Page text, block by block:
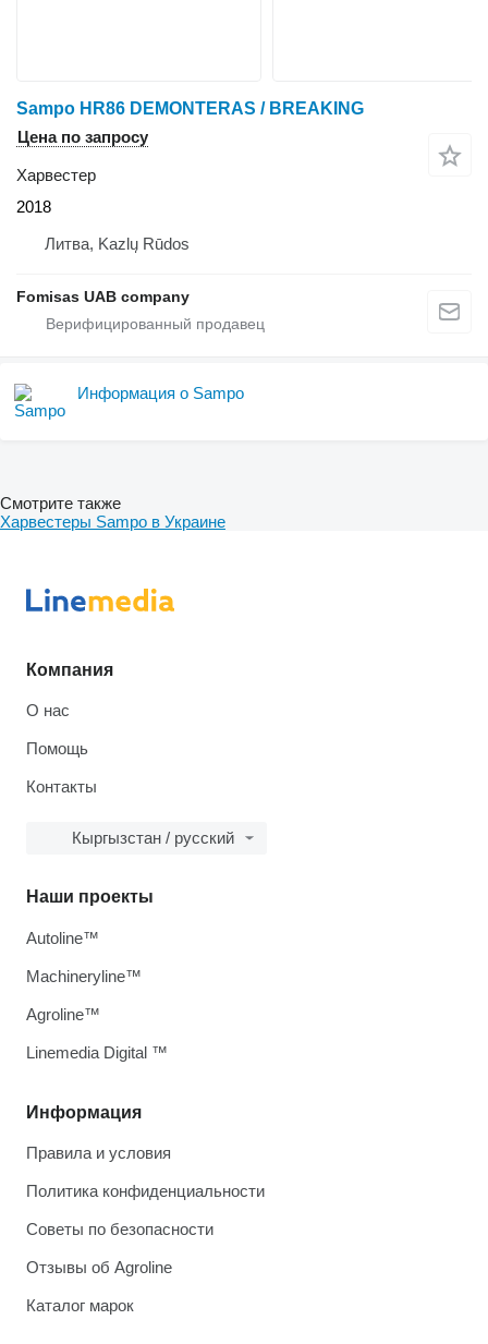
Sampo HR86 DEMONTERAS / BREAKING
Цена по запросу
Харвестер
2018
Литва, Kazlų Rūdos
Fomisas UAB company
Информация о Sampo
Смотрите также
Харвестеры Sampo в Украине
Компания
О нас
Помощь
Контакты
Кыргызстан / русский
Информация
Правила и условия
Политика конфиденциальности
Советы по безопасности
Отзывы об Agroline
Каталог марок
Наши проекты
Autoline™
Machineryline™
Agroline™
Linemedia Digital ™